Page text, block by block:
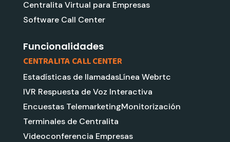
i
n
e
Centralita Virtual para Empresas
Software Call Center
Funcionalidades
CENTRALITA CALL CENTER
Estadísticas de llamadasLínea Webrtc
IVR Respuesta de Voz Interactiva
Encuestas TelemarketingMonitorización
Terminales de Centralita
Videoconferencia Empresas